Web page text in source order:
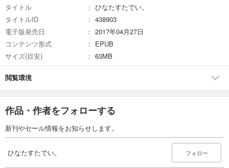
タイトル
ひなたすたでい。
タイトルID
438903
電子版発売日
2017年04月27日
コンテンツ形式
EPUB
サイズ(目安)
63MB
閲覧環境
作品・作者をフォローする
新刊やセール情報をお知らせします。
ひなたすたでい。 フォロー